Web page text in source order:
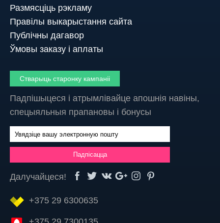
Размясціць рэкламу
Правілы выкарыстання сайта
Публічны дагавор
Ўмовы заказу і аплаты
Стварыць старонку кампаніі
Падпішыцеся і атрымлівайце апошнія навіны,
спецыяльныя прапановы і бонусы
Далучайцеся!
+375 29 6300635